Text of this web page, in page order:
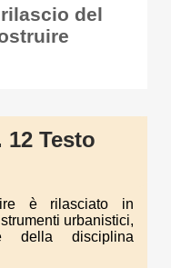
del
Testo
è rilasciato in
urbanistici,
della disciplina